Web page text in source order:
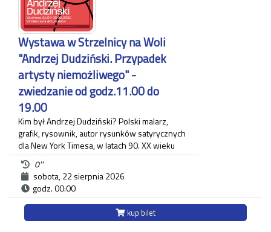
Wystawa w Strzelnicy na Woli
"Andrzej Dudziński. Przypadek
artysty niemożliwego" -
zwiedzanie od godz.11.00 do
19.00
Kim był Andrzej Dudziński? Polski malarz,
grafik, rysownik, autor rysunków satyrycznych
dla New York Timesa, w latach 90. XX wieku
związany z krakowskim "Tygodnikiem
Powszechnym", gdzie zamieszczał regularnie
komentarz polityczny. Na wystawie pt.:
"Andrzej Dudziński. Przypadek artysty
niemożliwego" zaprezentowane zostały
różnorodne prace artysty.
0''
sobota, 22 sierpnia 2026
godz. 00:00
kup bilet